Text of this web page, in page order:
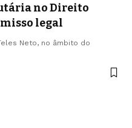
no Direito
legal
Neto, no âmbito do